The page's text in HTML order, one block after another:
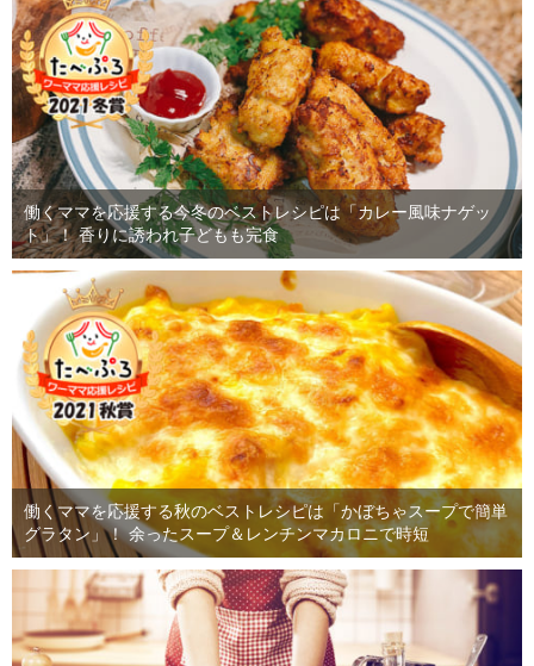
働くママを応援する今冬のベストレシピは「カレー風味ナゲッ
ト」！ 香りに誘われ子どもも完食
働くママを応援する秋のベストレシピは「かぼちゃスープで簡単
グラタン」！ 余ったスープ＆レンチンマカロニで時短